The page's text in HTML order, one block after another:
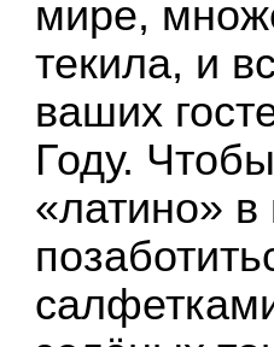
мире,
текила, и
ваших
Году.
«латино»